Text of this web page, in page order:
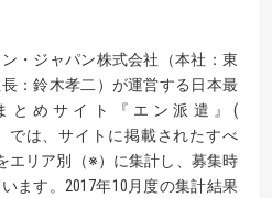
・ジャパン株式会社（本社：東
：鈴木孝二）が運営する日本最
とめサイト『エン派遣』(
では、サイトに掲載されたすべ
エリア別（※）に集計し、募集時
ます。2017年10月度の集計結果